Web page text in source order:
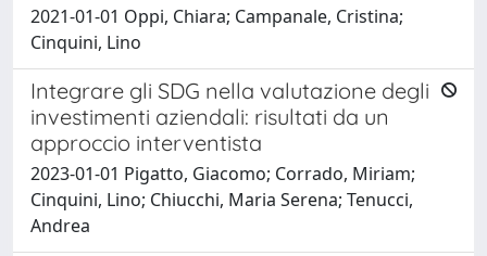
2021-01-01 Oppi, Chiara; Campanale, Cristina;
Cinquini, Lino
Integrare gli SDG nella valutazione degli
investimenti aziendali: risultati da un
approccio interventista
2023-01-01 Pigatto, Giacomo; Corrado, Miriam;
Cinquini, Lino; Chiucchi, Maria Serena; Tenucci,
Andrea